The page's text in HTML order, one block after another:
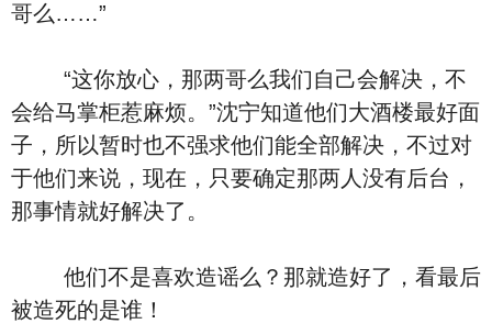
哥么……”
“这你放心，那两哥么我们自己会解决，不
会给马掌柜惹麻烦。”沈宁知道他们大酒楼最好面
子，所以暂时也不强求他们能全部解决，不过对
于他们来说，现在，只要确定那两人没有后台，
那事情就好解决了。
他们不是喜欢造谣么？那就造好了，看最后
被造死的是谁！